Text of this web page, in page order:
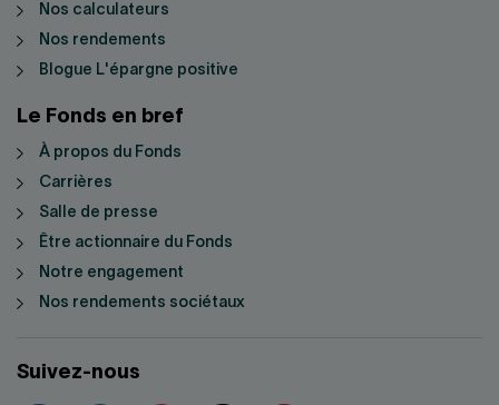
Nos calculateurs
Nos rendements
Blogue L'épargne positive
Le Fonds en bref
À propos du Fonds
Carrières
Salle de presse
Être actionnaire du Fonds
Notre engagement
Nos rendements sociétaux
Suivez-nous